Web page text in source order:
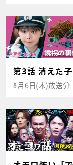
第3話 消えた
8月6日(木)放送分